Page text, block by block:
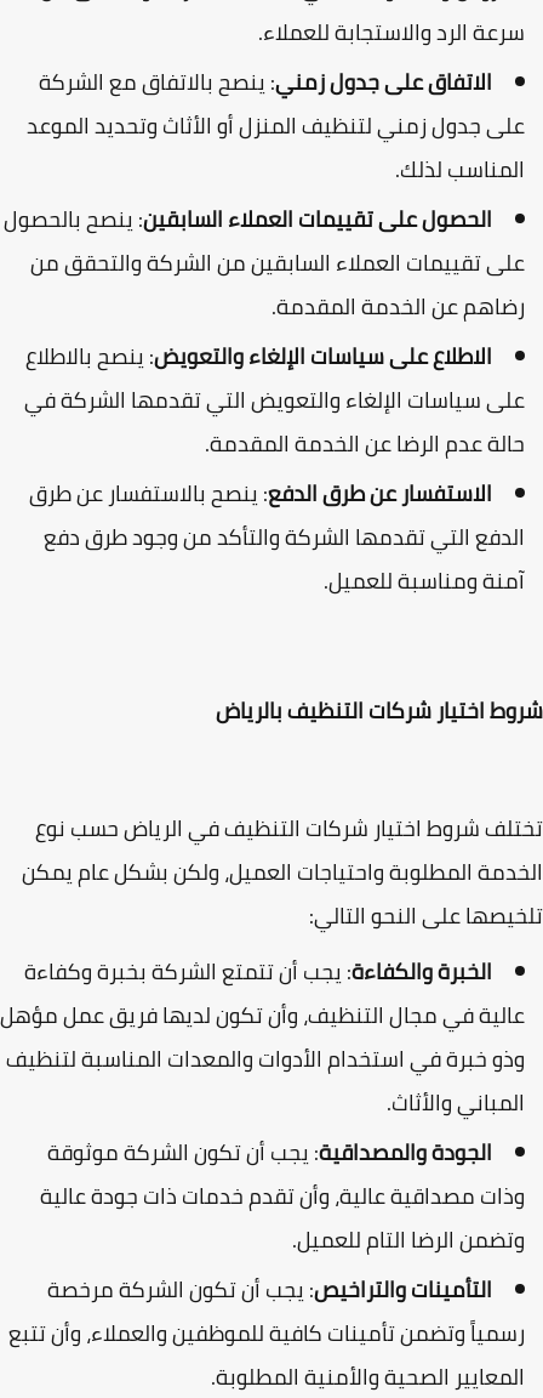
الرد والاستجابة للعملاء.
الاتفاق على جدول زمني: ينصح بالاتفاق مع الشركة
جدول زمني لتنظيف المنزل أو الأثاث وتحديد الموعد
لذلك.
الحصول على تقييمات العملاء السابقين: ينصح بالحصول
تقييمات العملاء السابقين من الشركة والتحقق من
عن الخدمة المقدمة.
الاطلاع على سياسات الإلغاء والتعويض: ينصح بالاطلاع
سياسات الإلغاء والتعويض التي تقدمها الشركة في
عدم الرضا عن الخدمة المقدمة.
الاستفسار عن طرق الدفع: ينصح بالاستفسار عن طرق
التي تقدمها الشركة والتأكد من وجود طرق دفع
ومناسبة للعميل.
اختيار شركات التنظيف بالرياض
شروط اختيار شركات التنظيف في الرياض حسب نوع
المطلوبة واحتياجات العميل، ولكن بشكل عام يمكن
على النحو التالي:
الخبرة والكفاءة: يجب أن تتمتع الشركة بخبرة وكفاءة
في مجال التنظيف، وأن تكون لديها فريق عمل مؤهل
خبرة في استخدام الأدوات والمعدات المناسبة لتنظيف
والأثاث.
الجودة والمصداقية: يجب أن تكون الشركة موثوقة
مصداقية عالية، وأن تقدم خدمات ذات جودة عالية
الرضا التام للعميل.
التأمينات والتراخيص: يجب أن تكون الشركة مرخصة
وتضمن تأمينات كافية للموظفين والعملاء، وأن تتبع
الصحية والأمنية المطلوبة.